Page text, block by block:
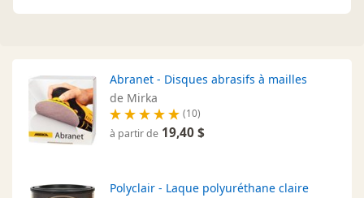
Abranet - Disques abrasifs à mailles
de Mirka
(10)
à partir de 19,40 $
Polyclair - Laque polyuréthane claire